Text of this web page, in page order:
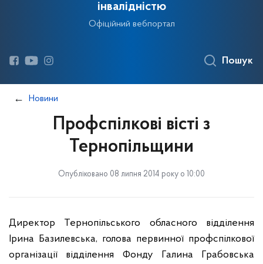
інвалідністю
Офіційний вебпортал
Пошук
Новини
Профспілкові вісті з
Тернопільщини
Опубліковано 08 липня 2014 року о 10:00
Директор Тернопільського обласного відділення
Ірина Базилевська, голова первинної профспілкової
організації відділення Фонду Галина Грабовська